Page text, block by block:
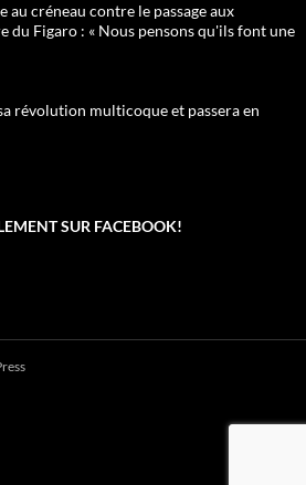
au créneau contre le passage aux
du Figaro : « Nous pensons qu'ils font une
révolution multicoque et passera en
SUR FACEBOOK!